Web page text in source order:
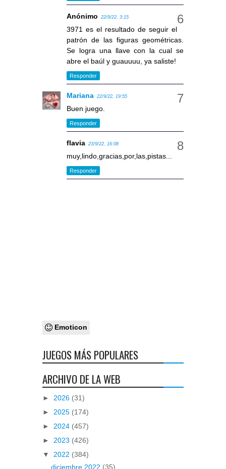
Anónimo 22/9/22, 3:15
3971 es el resultado de seguir el
patrón de las figuras geométricas.
Se logra una llave con la cual se
abre el baúl y guauuuu, ya saliste!
Responder
Mariana 22/9/22, 19:55
Buen juego.
Responder
flavia 23/9/22, 16:08
muy,lindo,gracias,por,las,pistas...
Responder
Emoticon
JUEGOS MÁS POPULARES
ARCHIVO DE LA WEB
► 2026 (31)
► 2025 (174)
► 2024 (457)
► 2023 (426)
▼ 2022 (384)
diciembre 2022 (35)